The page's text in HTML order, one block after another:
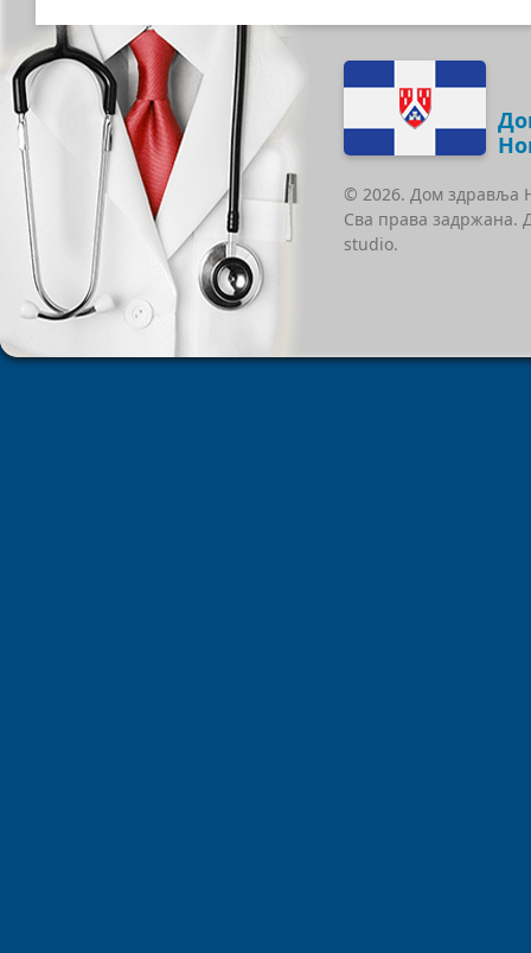
© 2026. Дом здравља
Сва права задржана.
studio.